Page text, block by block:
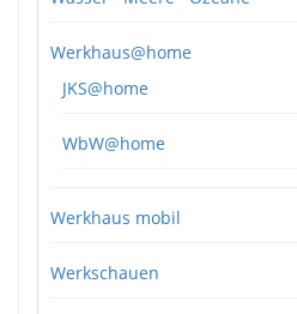
Werkhaus@home
JKS@home
WbW@home
Werkhaus mobil
Werkschauen